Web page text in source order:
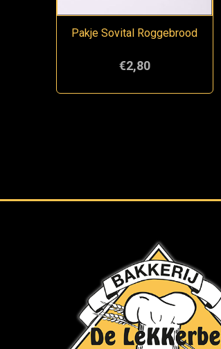
Pakje Sovital Roggebrood
€2,80